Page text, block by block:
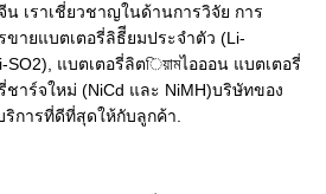
เราเชี่ยวชาญในด้านการวิจัย การ
ายแบตเตอรี่ลิธีียมประจําตัว (Li-
SO2), แบตเตอรี่ลิตিয়ামไอออน แบตเตอรี่
ชาร์จใหม่ (NiCd และ NiMH)บริษัทของ
การที่ดีที่สุดให้กับลูกค้า.